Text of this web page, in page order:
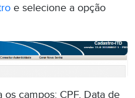
e selecione a opção
campos: CPF, Data de